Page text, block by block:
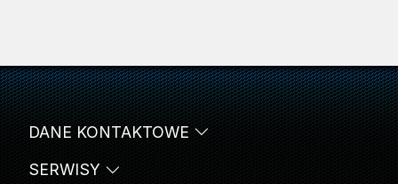
SERWISY
DANE KONTAKTOWE